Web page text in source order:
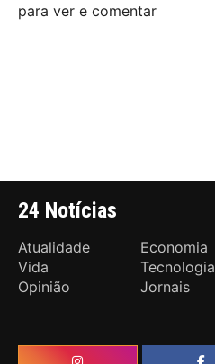
para ver e comentar
24 Notícias
Atualidade Economia
Vida
Tecnologia
Opinião
Jornais